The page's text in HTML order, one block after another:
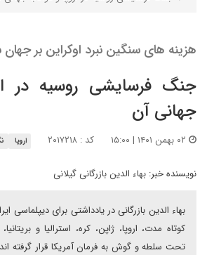
هزینه های سنگین نبرد اوکراین بر
جنگ فرسایشی روسیه در
جهانی آن
کد : ۲۰۱۷۲۱۸ اروپا
نویسنده خبر: بهاء الدین بازرگانی گیلانی
بهاء الدین بازرگانی در یادداشتی برای دیپلماسی
کوتاه مدت، اروپا، ژاپن، کره، استرالیا و
تحت سلطه و گوش به فرمان آمریکا قرار گرفته